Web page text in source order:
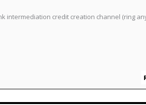
intermediation credit creation channel (ring